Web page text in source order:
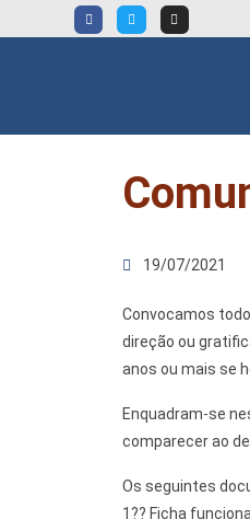
19/07/2021
Convocamos
direção ou
anos ou mais se
Enquadram-se
comparecer ao
Os seguintes
1?? Ficha